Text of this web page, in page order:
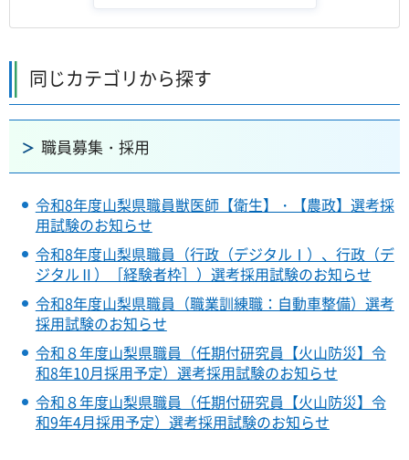
同じカテゴリから探す
職員募集・採用
令和8年度山梨県職員獣医師【衛生】・【農政】選考採
用試験のお知らせ
令和8年度山梨県職員（行政（デジタルⅠ）、行政（デ
ジタルⅡ）［経験者枠］）選考採用試験のお知らせ
令和8年度山梨県職員（職業訓練職：自動車整備）選考
採用試験のお知らせ
令和８年度山梨県職員（任期付研究員【火山防災】令
和8年10月採用予定）選考採用試験のお知らせ
令和８年度山梨県職員（任期付研究員【火山防災】令
和9年4月採用予定）選考採用試験のお知らせ